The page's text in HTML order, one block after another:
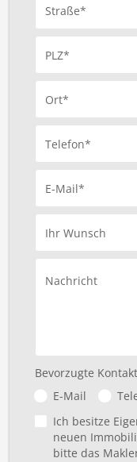
Straße*
PLZ*
Ort*
Telefon*
E-Mail*
Ihr Wunsch
Nachricht
Bevorzugte
E-Mail
Ich besitze
neuen
bitte das